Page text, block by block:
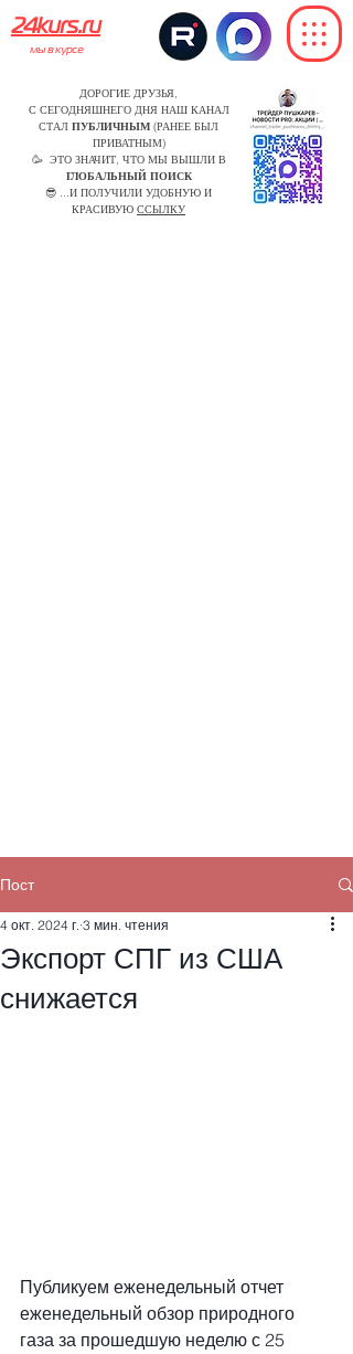
24kurs.ru
мы в курсе
ДОРОГИЕ ДРУЗЬЯ,
С СЕГОДНЯШНЕГО ДНЯ НАШ КАНАЛ
СТАЛ ПУБЛИЧНЫМ (РАНЕЕ БЫЛ
ПРИВАТНЫМ)
🥳 ЭТО ЗНАЧИТ, ЧТО МЫ ВЫШЛИ В
ГЛОБАЛЬНЫЙ ПОИСК
😎 ...И ПОЛУЧИЛИ УДОБНУЮ И
КРАСИВУЮ ССЫЛКУ
Пост
Экспорт СПГ из США
снижается
4 окт. 2024 г. 3 мин. чтения
Публикуем еженедельный отчет
еженедельный обзор природного
газа за прошедшую неделю с 25